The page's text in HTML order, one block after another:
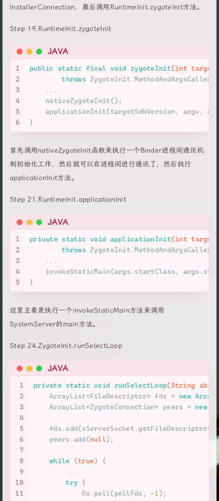
InstallerConnection，最后调用RuntimeInit.zygoteInit方法。
Step 19.RuntimeInit.zygoteInit
JAVA
1
2
3
4
5
6
public static final void zygoteInit(int
throws ZygoteInit.MethodAndArgsCaller
    ...
    nativeZygoteInit();
applicationInit(targetSdkVersion, argv,
}
首先调用nativeZygoteInit函数来执行一个Binder进程间通讯机
制初始化工作，然后就可以在进程间进行通讯了，然后执行
applicationInit方法。
Step 21.RuntimeInit.applicationInit
JAVA
1
2
3
4
5
private static void applicationInit(int
throws ZygoteInit.MethodAndArgsCaller
    ...
invokeStaticMain(args.startClass,
}
这里主要是执行一个invokeStaticMain方法来调用
SystemServer的main方法。
Step 24.ZygoteInit.runSelectLoop
JAVA
1
2
3
4
5
6
7
8
9
10
11
private static void runSelectLoop(String
    ArrayList<FileDescriptor> fds =
new
    ArrayList<ZygoteConnection> peers =
new
    peers.add(
null);
while (true) {
        ...
try {
            Os.poll(pollFds, -
1);